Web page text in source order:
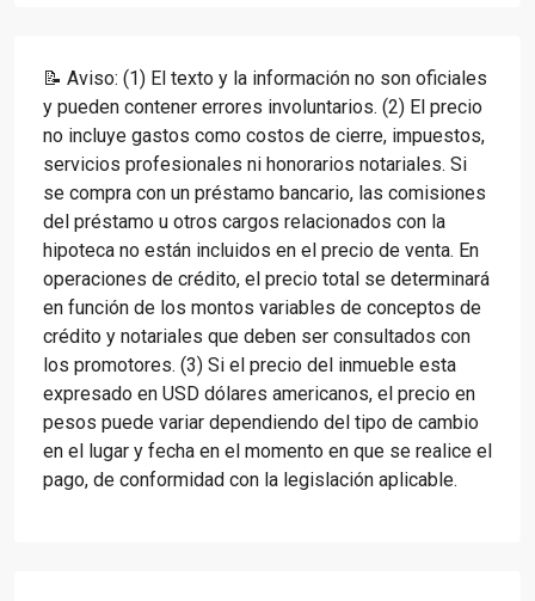
📝 Aviso: (1) El texto y la información no son oficiales
y pueden contener errores involuntarios. (2) El precio
no incluye gastos como costos de cierre, impuestos,
servicios profesionales ni honorarios notariales. Si
se compra con un préstamo bancario, las comisiones
del préstamo u otros cargos relacionados con la
hipoteca no están incluidos en el precio de venta. En
operaciones de crédito, el precio total se determinará
en función de los montos variables de conceptos de
crédito y notariales que deben ser consultados con
los promotores. (3) Si el precio del inmueble esta
expresado en USD dólares americanos, el precio en
pesos puede variar dependiendo del tipo de cambio
en el lugar y fecha en el momento en que se realice el
pago, de conformidad con la legislación aplicable.